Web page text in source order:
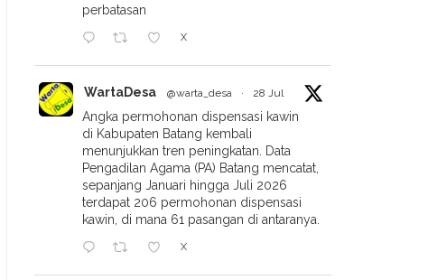
perbatasan
X
WartaDesa @warta_desa · 28 Jul
Angka permohonan dispensasi kawin
di Kabupaten Batang kembali
menunjukkan tren peningkatan. Data
Pengadilan Agama (PA) Batang mencatat,
sepanjang Januari hingga Juli 2026
terdapat 206 permohonan dispensasi
kawin, di mana 61 pasangan di antaranya.
X